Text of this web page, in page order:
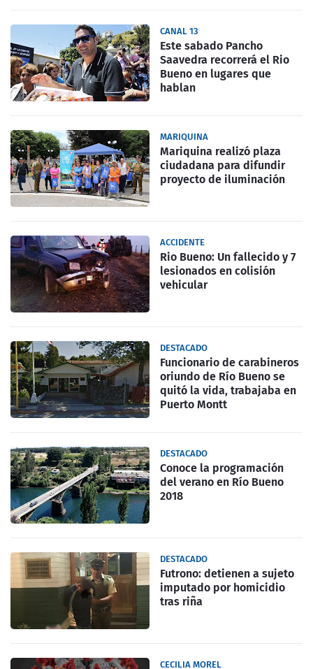
CANAL 13
Este sabado Pancho
Saavedra recorrerá el Rio
Bueno en lugares que
hablan
MARIQUINA
Mariquina realizó plaza
ciudadana para difundir
proyecto de iluminación
ACCIDENTE
Rio Bueno: Un fallecido y 7
lesionados en colisión
vehicular
DESTACADO
Funcionario de carabineros
oriundo de Río Bueno se
quitó la vida, trabajaba en
Puerto Montt
DESTACADO
Conoce la programación
del verano en Río Bueno
2018
DESTACADO
Futrono: detienen a sujeto
imputado por homicidio
tras riña
CECILIA MOREL